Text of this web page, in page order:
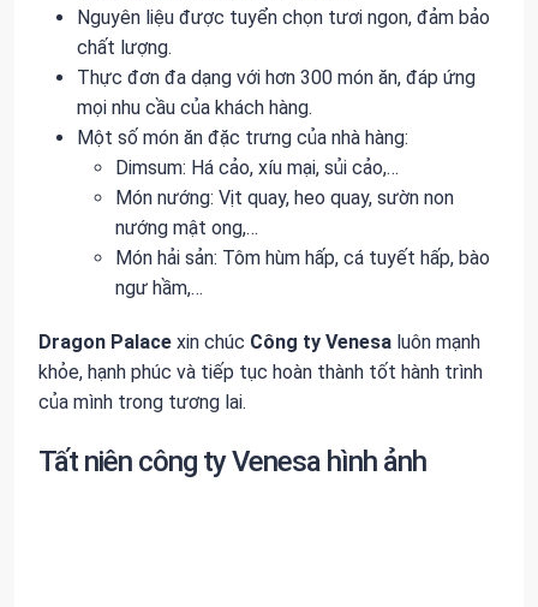
Nguyên liệu được tuyển chọn tươi ngon, đảm bảo
chất lượng.
Thực đơn đa dạng với hơn 300 món ăn, đáp ứng
mọi nhu cầu của khách hàng.
Một số món ăn đặc trưng của nhà hàng:
Dimsum: Há cảo, xíu mại, sủi cảo,…
Món nướng: Vịt quay, heo quay, sườn non
nướng mật ong,…
Món hải sản: Tôm hùm hấp, cá tuyết hấp, bào
ngư hầm,…
Dragon Palace xin chúc Công ty Venesa luôn mạnh
khỏe, hạnh phúc và tiếp tục hoàn thành tốt hành trình
của mình trong tương lai.
Tất niên công ty Venesa hình ảnh